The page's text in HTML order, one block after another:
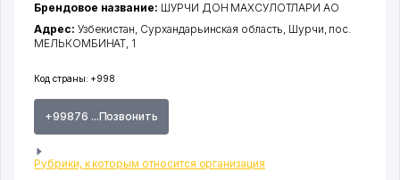
Код страны: +998
+99876 ...Позвонить
Рубрики, к которым относится организация
Брендовое название: ШУРЧИ ДОН МАХСУЛОТЛАРИ АО
Адрес: Узбекистан, Сурхандарьинская область, Шурчи, пос.
МЕЛЬКОМБИНАТ, 1